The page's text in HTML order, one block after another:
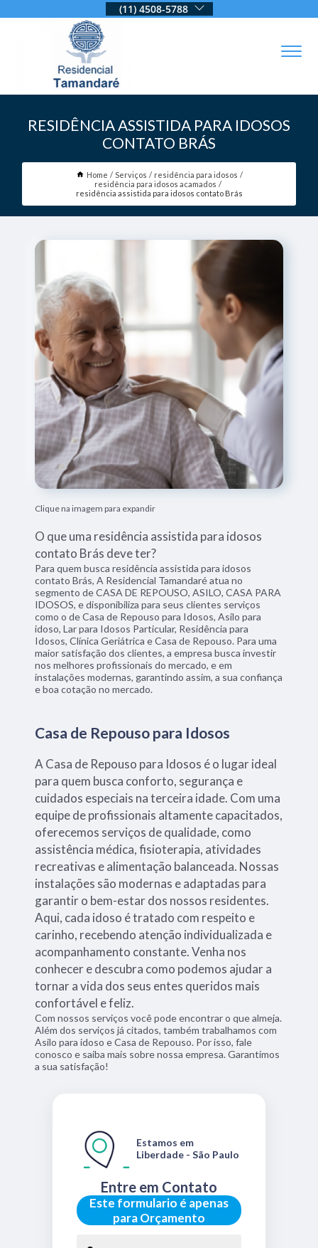
(11) 4508-5788
RESIDÊNCIA ASSISTIDA PARA IDOSOS
CONTATO BRÁS
Home Serviços
residência para idosos
residência para idosos acamados
residência assistida para idosos contato Brás
Clique na imagem para expandir
O que uma residência assistida para idosos
contato Brás deve ter?
Para quem busca residência assistida para idosos
contato Brás, A Residencial Tamandaré atua no
segmento de CASA DE REPOUSO, ASILO, CASA PARA
IDOSOS, e disponibiliza para seus clientes serviços
como o de Casa de Repouso para Idosos, Asilo para
idoso, Lar para Idosos Particular, Residência para
Idosos, Clínica Geriátrica e Casa de Repouso. Para uma
maior satisfação dos clientes, a empresa busca investir
nos melhores profissionais do mercado, e em
instalações modernas, garantindo assim, a sua confiança
e boa cotação no mercado.
Casa de Repouso para Idosos
A Casa de Repouso para Idosos é o lugar ideal
para quem busca conforto, segurança e
cuidados especiais na terceira idade. Com uma
equipe de profissionais altamente capacitados,
oferecemos serviços de qualidade, como
assistência médica, fisioterapia, atividades
recreativas e alimentação balanceada. Nossas
instalações são modernas e adaptadas para
garantir o bem-estar dos nossos residentes.
Aqui, cada idoso é tratado com respeito e
carinho, recebendo atenção individualizada e
acompanhamento constante. Venha nos
conhecer e descubra como podemos ajudar a
tornar a vida dos seus entes queridos mais
confortável e feliz.
Com nossos serviços você pode encontrar o que almeja.
Além dos serviços já citados, também trabalhamos com
Asilo para idoso e Casa de Repouso. Por isso, fale
conosco e saiba mais sobre nossa empresa. Garantimos
a sua satisfação!
Este formulario é apenas
para Orçamento
Entre em Contato
Estamos em
Liberdade - São Paulo